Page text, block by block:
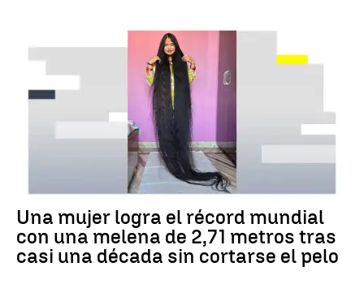
Una mujer logra el récord mundial
con una melena de 2,71 metros tras
casi una década sin cortarse el pelo